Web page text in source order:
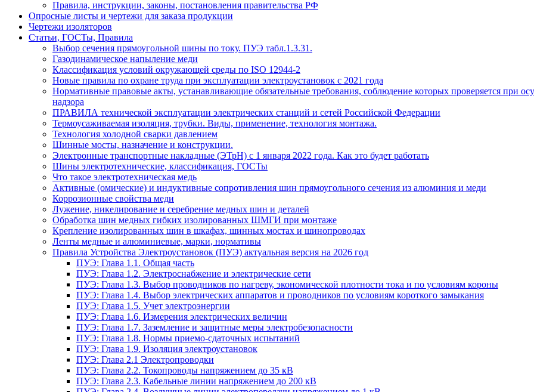
Правила, инструкции, законы, постановления правительства РФ
Опросные листы и чертежи для заказа продукции
Чертежи изоляторов
Статьи, ГОСТы, Правила
Выбор сечения прямоугольной шины по току. ПУЭ табл.1.3.31.
Газодинамическое напыление меди
Классификация условий окружающей среды по ISO 12944-2
Новые правила по охране труда при эксплуатации электроустановок с 2021 года
Нормативные правовые акты, устанавливающие обязательные требования, соблюдение которых проверяется при
надзора
ПРАВИЛА технической эксплуатации электрических станций и сетей Российской Федерации
Термоусаживаемая изоляция, трубки. Виды, применение, технология монтажа.
Технология холодной сварки давлением
Шинные мосты, назначение и конструкции.
Электронные транспортные накладные (ЭТрН) с 1 января 2022 года. Как это будет работать
Шины электротехнические, классификация, ГОСТы
Что такое электротехническая медь
Активные (омические) и индуктивные сопротивления шин прямоугольного сечения из алюминия и меди
Коррозионные свойства меди
Лужение, никелирование и серебрение медных шин и деталей
Обработка шин медных гибких изолированных ШМГИ при монтаже
Крепление изолированных шин в шкафах, шинных мостах и шинопроводах
Ленты медные и алюминиевые, марки, нормативы
Правила Устройства Электроустановок (ПУЭ) актуальная версия на 2026 год
ПУЭ: Глава 1.1. Общая часть
ПУЭ: Глава 1.2. Электроснабжение и электрические сети
ПУЭ: Глава 1.3. Выбор проводников по нагреву, экономической плотности тока и по условиям короны
ПУЭ: Глава 1.4. Выбор электрических аппаратов и проводников по условиям короткого замыкания
ПУЭ: Глава 1.5. Учет электроэнергии
ПУЭ: Глава 1.6. Измерения электрических величин
ПУЭ: Глава 1.7. Заземление и защитные меры электробезопасности
ПУЭ: Глава 1.8. Нормы приемо-сдаточных испытаний
ПУЭ: Глава 1.9. Изоляция электроустановок
ПУЭ: Глава 2.1 Электропроводки
ПУЭ: Глава 2.2. Токопроводы напряжением до 35 кВ
ПУЭ: Глава 2.3. Кабельные линии напряжением до 200 кВ